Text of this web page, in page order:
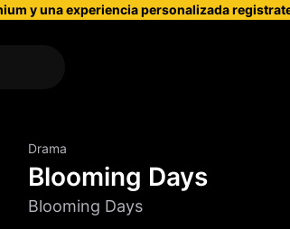
y una experiencia personalizada
Drama
Blooming Days
Blooming Days